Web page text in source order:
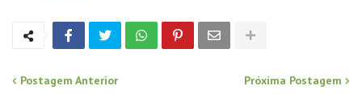
Postagem Anterior Próxima Postagem